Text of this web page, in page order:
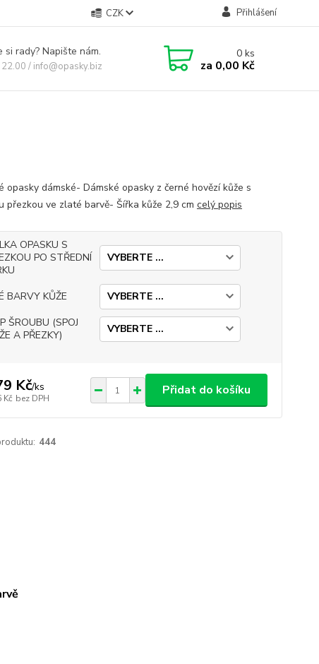
CZK Přihlášení
si rady? Napište nám.
/ info@opasky.biz
0ks
za 0,00 Kč
opasky dámské- Dámské opasky z černé hovězí kůže s
přezkou ve zlaté barvě- Šířka kůže 2,9 cm celý popis
OPASKU S
PO STŘEDNÍ
BARVY KŮŽE
ŠROUBU (SPOJ
A PŘEZKY)
Kč/ks
Kč bez DPH
Přidat do košíku
444